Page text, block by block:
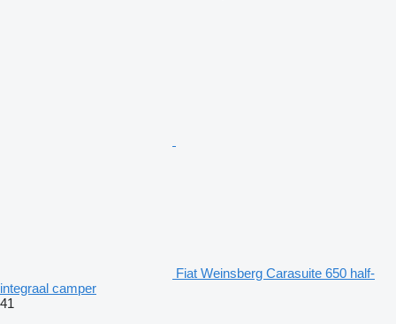
Fiat Weinsberg Carasuite 650 half-
integraal camper
41